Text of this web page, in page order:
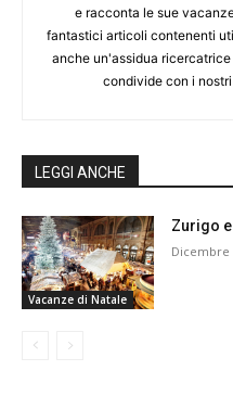
e racconta le sue
fantastici articoli contenenti
anche un'assidua
condivide con i
LEGGI ANCHE
Vacanze di Natale
Zurigo
Dicembre